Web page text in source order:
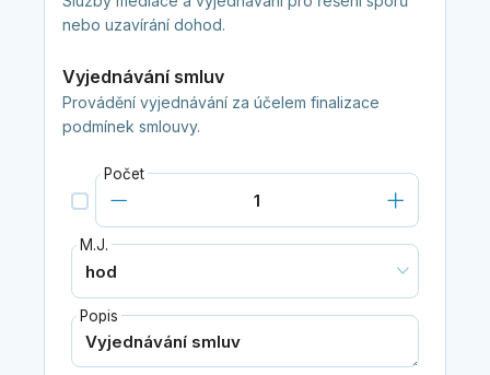
nebo uzavírání dohod.
Vyjednávání smluv
Provádění vyjednávání za účelem finalizace
podmínek smlouvy.
Počet
M.J.
Popis